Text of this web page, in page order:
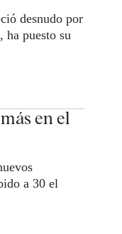
desnudo por
ha puesto su
en el
a 30 el